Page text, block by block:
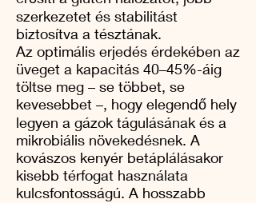
szerkezetet és stabilitást
biztosítva a tésztának.
Az optimális erjedés érdekében az
üveget a kapacitás 40–45%-áig
töltse meg – se többet, se
kevesebbet –, hogy elegendő hely
legyen a gázok tágulásának és a
mikrobiális növekedésnek. A
kovászos kenyér betáplálásakor
kisebb térfogat használata
kulcsfontosságú. A hosszabb